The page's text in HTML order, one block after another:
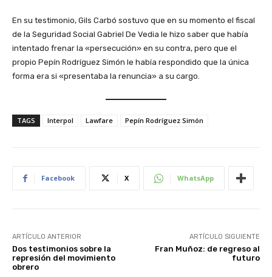
En su testimonio, Gils Carbó sostuvo que en su momento el fiscal
de la Seguridad Social Gabriel De Vedia le hizo saber que había
intentado frenar la «persecución» en su contra, pero que el
propio Pepín Rodríguez Simón le había respondido que la única
forma era si «presentaba la renuncia» a su cargo.
TAGS Interpol Lawfare Pepín Rodríguez Simón
Facebook X WhatsApp
ARTÍCULO ANTERIOR
Dos testimonios sobre la
represión del movimiento
obrero
ARTÍCULO SIGUIENTE
Fran Muñoz: de regreso al
futuro